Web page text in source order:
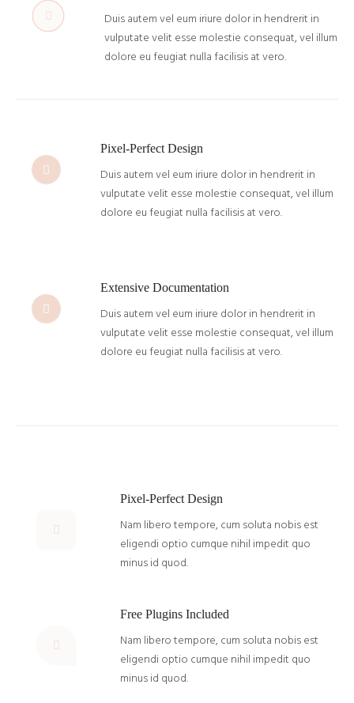
Duis autem vel eum iriure dolor in hendrerit in
vulputate velit esse molestie consequat, vel illum
dolore eu feugiat nulla facilisis at vero.
Pixel-Perfect Design
Duis autem vel eum iriure dolor in hendrerit in
vulputate velit esse molestie consequat, vel illum
dolore eu feugiat nulla facilisis at vero.
Extensive Documentation
Duis autem vel eum iriure dolor in hendrerit in
vulputate velit esse molestie consequat, vel illum
dolore eu feugiat nulla facilisis at vero.
Pixel-Perfect Design
Nam libero tempore, cum soluta nobis est
eligendi optio cumque nihil impedit quo
minus id quod.
Free Plugins Included
Nam libero tempore, cum soluta nobis est
eligendi optio cumque nihil impedit quo
minus id quod.